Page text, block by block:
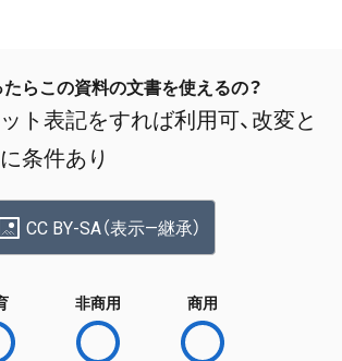
たらこの資料の文書を使えるの？
ト表記をすれば利用可、改変と
条件あり
CC BY-SA（表示—継承）
非商用 商用